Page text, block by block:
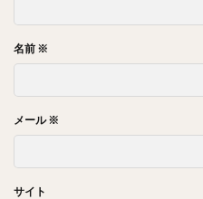
名前 ※
メール※
サイト